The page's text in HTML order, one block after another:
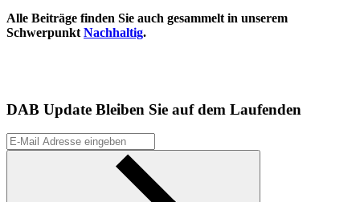
Alle Beiträge finden Sie auch gesammelt in unserem
Schwerpunkt Nachhaltig.
DAB Update Bleiben Sie auf dem Laufenden